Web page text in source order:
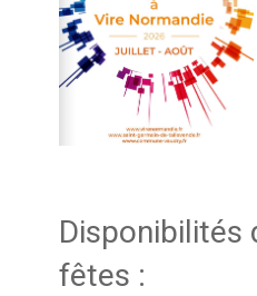
Disponibilités
fêtes :